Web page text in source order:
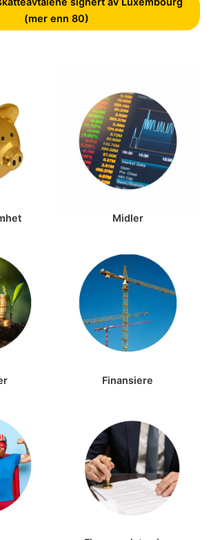
(mer enn 80)
Midler
Finansiere